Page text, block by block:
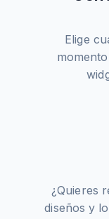
Elige
¿Quieres
diseños y